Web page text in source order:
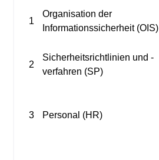
1
Organisation der
Informationssicherheit (OIS)
2
Sicherheitsrichtlinien und -
verfahren (SP)
3 Personal (HR)